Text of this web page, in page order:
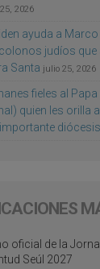
2026
ayuda a Marco
judíos
Santa julio 25, 2026
fieles al
quien les orilla
diócesis
oficial de la
Seúl 2027